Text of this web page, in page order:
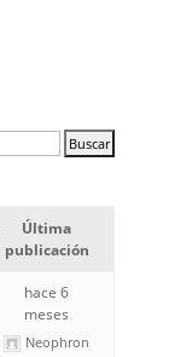
Última
publicación
hace 6
meses
Neophron